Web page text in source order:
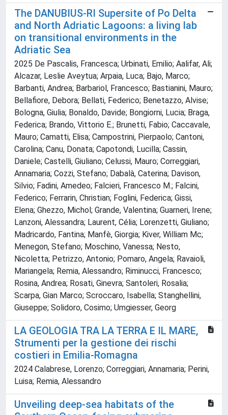
The DANUBIUS-RI Supersite of Po Delta
and North Adriatic Lagoons: a living lab
on transitional environments in the
Adriatic Sea
2025 De Pascalis, Francesca; Urbinati, Emilio; Aalifar, Ali;
Alcazar, Leslie Aveytua; Arpaia, Luca; Bajo, Marco;
Barbanti, Andrea; Barbariol, Francesco; Bastianini, Mauro;
Bellafiore, Debora; Bellati, Federico; Benetazzo, Alvise;
Bologna, Giulia; Bonaldo, Davide; Bongiorni, Lucia; Braga,
Federica; Brando, Vittorio E.; Brunetti, Fabio; Caccavale,
Mauro; Camatti, Elisa; Campostrini, Pierpaolo; Cantoni,
Carolina; Canu, Donata; Capotondi, Lucilla; Cassin,
Daniele; Castelli, Giuliano; Celussi, Mauro; Correggiari,
Annamaria; Cozzi, Stefano; Dabalà, Caterina; Davison,
Silvio; Fadini, Amedeo; Falcieri, Francesco M.; Falcini,
Federico; Ferrarin, Christian; Foglini, Federica; Gissi,
Elena; Ghezzo, Michol; Grande, Valentina; Guarneri, Irene;
Lanzoni, Alessandra; Laurent, Célia; Lorenzetti, Giuliano;
Madricardo, Fantina; Manfè, Giorgia; Kiver, William Mc;
Menegon, Stefano; Moschino, Vanessa; Nesto,
Nicoletta; Petrizzo, Antonio; Pomaro, Angela; Ravaioli,
Mariangela; Remia, Alessandro; Riminucci, Francesco;
Rosina, Andrea; Rosati, Ginevra; Santoleri, Rosalia;
Scarpa, Gian Marco; Scroccaro, Isabella; Stanghellini,
Giuseppe; Solidoro, Cosimo; Umgiesser, Georg
LA GEOLOGIA TRA LA TERRA E IL MARE,
Strumenti per la gestione dei rischi
costieri in Emilia-Romagna
2024 Calabrese, Lorenzo; Correggiari, Annamaria; Perini,
Luisa; Remia, Alessandro
Unveiling deep-sea habitats of the